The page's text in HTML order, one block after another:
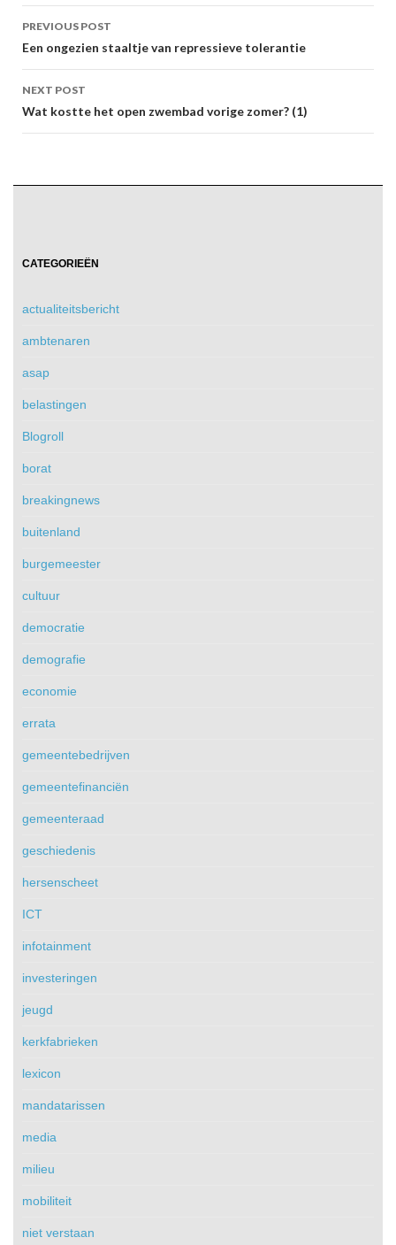
Post
navigation
PREVIOUS POST
Een ongezien staaltje van repressieve tolerantie
NEXT POST
Wat kostte het open zwembad vorige zomer? (1)
CATEGORIEËN
actualiteitsbericht
ambtenaren
asap
belastingen
Blogroll
borat
breakingnews
buitenland
burgemeester
cultuur
democratie
demografie
economie
errata
gemeentebedrijven
gemeentefinanciën
gemeenteraad
geschiedenis
hersenscheet
ICT
infotainment
investeringen
jeugd
kerkfabrieken
lexicon
mandatarissen
media
milieu
mobiliteit
niet verstaan